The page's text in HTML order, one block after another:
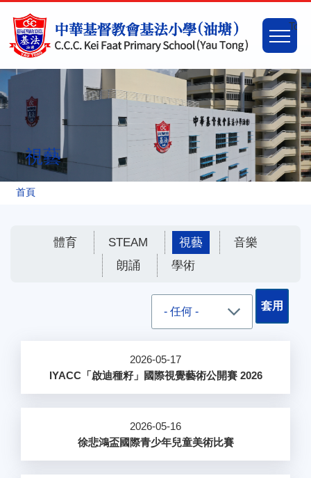
Main
視藝
導
首頁
體育 STEAM 視藝
音樂
朗誦
學術
2026-05-17
IYACC「啟迪種籽」國際視覺藝術公開賽 2026
2026-05-16
徐悲鴻盃國際青少年兒童美術比賽